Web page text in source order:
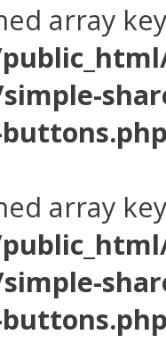
array
array